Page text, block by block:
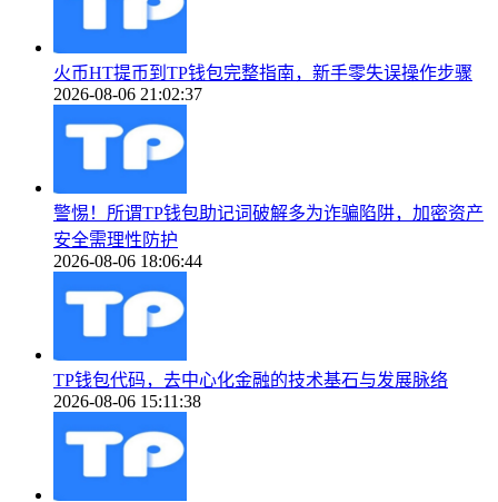
火币HT提币到TP钱包完整指南，新手零失误操作步骤
2026-08-06 21:02:37
警惕！所谓TP钱包助记词破解多为诈骗陷阱，加密资产
安全需理性防护
2026-08-06 18:06:44
TP钱包代码，去中心化金融的技术基石与发展脉络
2026-08-06 15:11:38